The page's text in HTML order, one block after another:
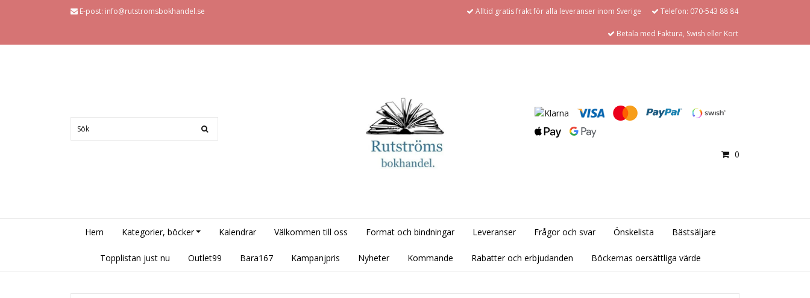
E-post: info@rutstromsbokhandel.se Alltid gratis frakt för alla leveranser inom Sverige Telefon: 070-543 88 84
Betala med Faktura, Swish eller Kort
0
Hem Kategorier, böcker Kalendrar Välkommen till oss Format och bindningar Leveranser Frågor och svar Önskelista Bästsäljare
Topplistan just nu Outlet99 Bara167 Kampanjpris Nyheter Kommande Rabatter och erbjudanden Böckernas oersättliga värde